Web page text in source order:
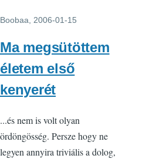
Boobaa , 2006-01-15
Ma megsütöttem
életem első
kenyerét
...és nem is volt olyan
ördöngösség. Persze hogy ne
legyen annyira triviális a dolog,